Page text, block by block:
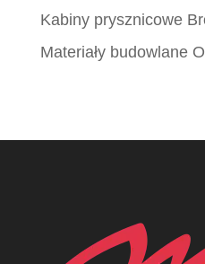
Kabiny prysznicowe
Materiały budowlane